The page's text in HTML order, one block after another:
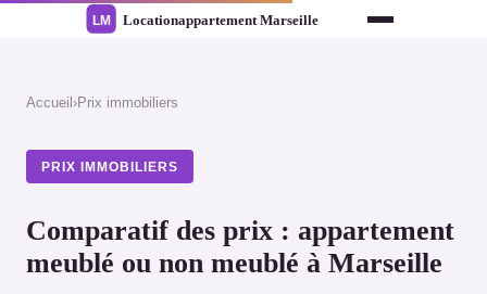
Accueil ›Prix immobiliers
PRIX IMMOBILIERS
Comparatif des prix : appartement
meublé ou non meublé à Marseille